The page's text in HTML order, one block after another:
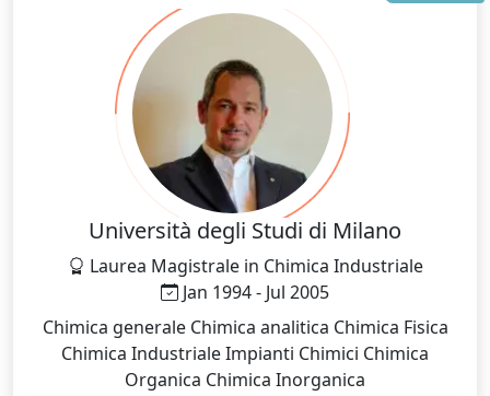
Università degli Studi di Milano
Laurea Magistrale in Chimica Industriale
Jan 1994 - Jul 2005
Chimica generale Chimica analitica Chimica Fisica
Chimica Industriale Impianti Chimici Chimica
Organica Chimica Inorganica